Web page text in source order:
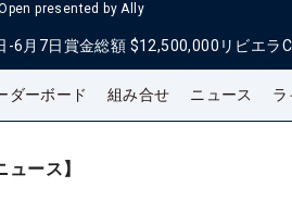
presented by Ally
-6月7日賞金総額 $12,500,000 リビエラ
ダーボード 組み合せ ニュース ラ
ュース】